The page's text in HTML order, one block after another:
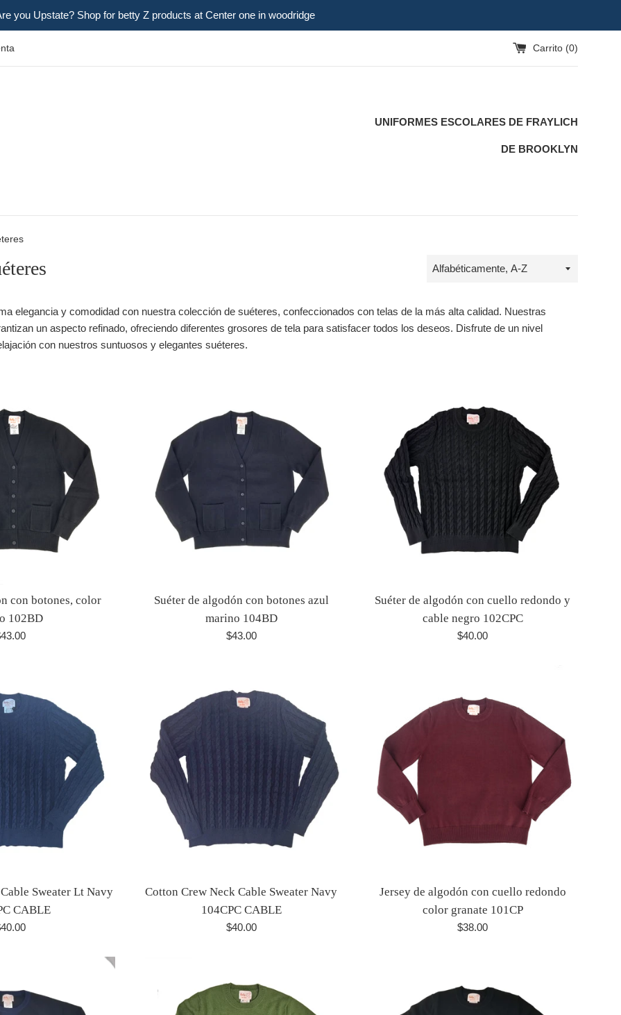
you Upstate? Shop for betty Z products at Center one in woodridge
Carrito (0)
UNIFORMES ESCOLARES DE FRAYLICH
DE BROOKLYN
Ordenar
elegancia y comodidad con nuestra colección de suéteres, confeccionados con telas de la más alta calidad. Nuestras
un aspecto refinado, ofreciendo diferentes grosores de tela para satisfacer todos los deseos. Disfrute de un nivel
con nuestros suntuosos y elegantes suéteres.
con botones, color
102BD
Suéter de algodón con botones azul
marino 104BD
Precio
$43.00
Suéter de algodón con cuello redondo y
cable negro 102CPC
Precio
$40.00
Sweater Lt Navy
CABLE
Cotton Crew Neck Cable Sweater Navy
104CPC CABLE
Precio
$40.00
Jersey de algodón con cuello redondo
color granate 101CP
Precio
$38.00